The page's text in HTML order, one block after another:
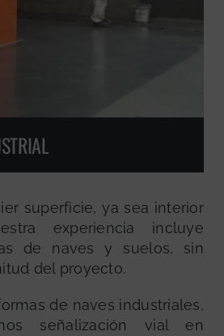
superficie, ya sea interior
experiencia incluye
de naves y suelos, sin
del proyecto.
de naves industriales,
señalización vial en